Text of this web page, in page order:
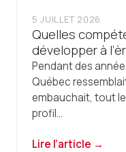
5 JUILLET 2026
Quelles
développer à
Pendant des
Québec
embauchait, tout
profil...
Lire l’article →